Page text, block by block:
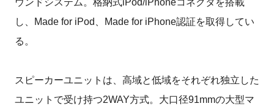
ウンドシステム。格納式iPod/iPhoneコネクタを搭載
し、Made for iPod、Made for iPhone認証を取得してい
る。
スピーカーユニットは、高域と低域をそれぞれ独立した
ユニットで受け持つ2WAY方式。大口径91mmの大型マ